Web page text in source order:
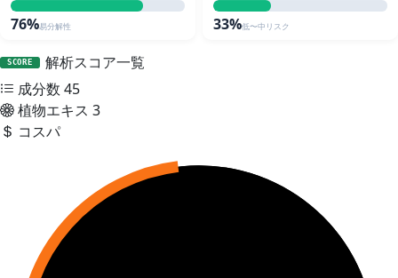
76%易分解性 33%低〜中リスク
SCORE
解析スコア一覧
成分数 45
植物エキス 3
コスパ